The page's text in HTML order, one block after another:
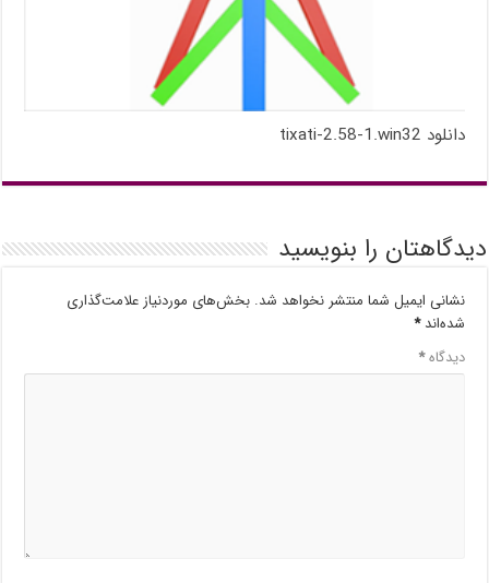
دانلود tixati-2.58-1.win32
دیدگاهتان را بنویسید
نشانی ایمیل شما منتشر نخواهد شد. بخش‌های موردنیاز علامت‌گذاری
شده‌اند*
دیدگاه*